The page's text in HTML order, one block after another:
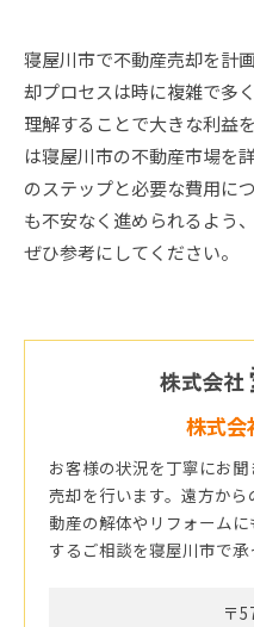
寝屋川市で不動産売却を計
却プロセスは時に複雑で多
理解することで大きな利益
は寝屋川市の不動産市場を
のステップと必要な費用に
も不安なく進められるよう
ぜひ参考にしてください。
株式会
お客様の状況を丁寧にお
売却を行います。遠方か
動産の解体やリフォーム
するご相談を寝屋川市で承
〒